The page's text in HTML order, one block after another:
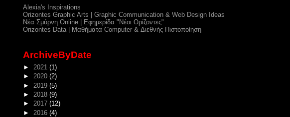
Alexia's Inspirations
Orizontes Graphic Arts | Graphic Communication & Web Design Ideas
Νέα Σμύρνη Online | Εφημερίδα "Νέοι Ορίζοντες"
Orizontes Data | Μαθήματα Computer & Διεθνής Πιστοποίηση
ArchiveByDate
► 2021 (1)
► 2020 (2)
► 2019 (5)
► 2018 (9)
► 2017 (12)
► 2016 (4)